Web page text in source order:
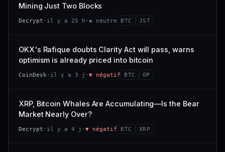
CONFIANCE
VAR. 7 J
−3,0 %
CONFIANCE
; prix collé au bas de son range 7 j (0 % de l'amplitude),
momentum 24 h dégradé (−2,7 %).
21,1 Md$ 3,8 M$
0,0 % −3,2 %
−5,6 % #9
CONFIANCE
Mining Just Two Blocks
Decrypt · il y a 25 h · ▪ neutre BTC JST
OKX's Rafique doubts Clarity Act will pass, warns
optimism is already priced into bitcoin
CoinDesk · il y a 3 j · ▼ négatif BTC OP
XRP, Bitcoin Whales Are Accumulating—Is the Bear
Market Nearly Over?
Decrypt · il y a 4 j · ▼ négatif BTC XRP